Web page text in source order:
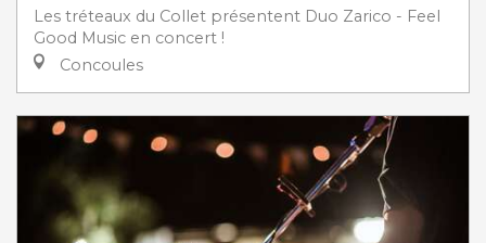
Les tréteaux du Collet présentent Duo Zarico - Feel
Good Music en concert !
Concoules